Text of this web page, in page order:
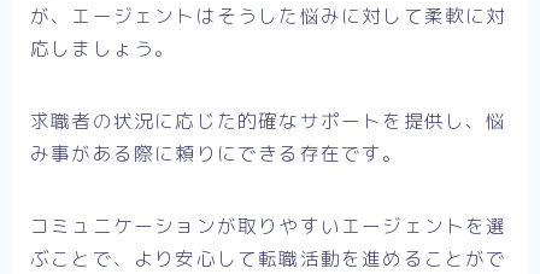
が、エージェントはそうした悩みに対して柔軟に対
応しましょう。
求職者の状況に応じた的確なサポートを提供し、悩
み事がある際に頼りにできる存在です。
コミュニケーションが取りやすいエージェントを選
ぶことで、より安心して転職活動を進めることがで